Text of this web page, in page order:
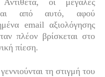
οι μεγάλες
από αυτό, αφού
email αξιολόγησης
πλέον βρίσκεται στο
πίεση.
τη στιγμή του